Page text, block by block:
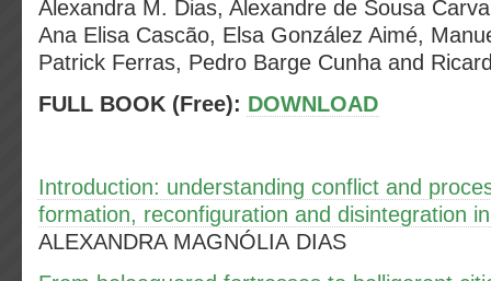
Alexandra M. Dias, Alexandre de Sousa
Ana Elisa Cascão, Elsa González Aimé,
Patrick Ferras, Pedro Barge Cunha and
FULL BOOK (Free): DOWNLOAD
Introduction: understanding conflict and
formation, reconfiguration and disintegration
ALEXANDRA MAGNÓLIA DIAS